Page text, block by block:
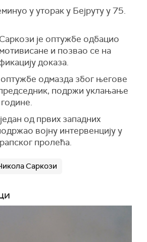
у уторак у Бејруту у 75.
је оптужбе одбацио
и позвао се на
доказа.
оптужбе одмазда због његове
подржи уклањање
од првих западних
војну интервенцију у
пролећа.
Саркози